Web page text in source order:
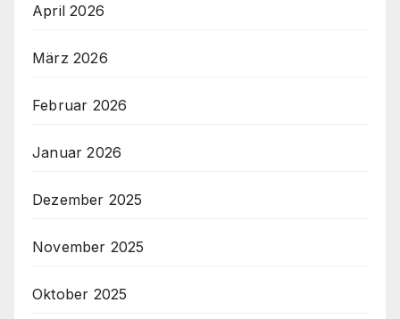
April 2026
März 2026
Februar 2026
Januar 2026
Dezember 2025
November 2025
Oktober 2025